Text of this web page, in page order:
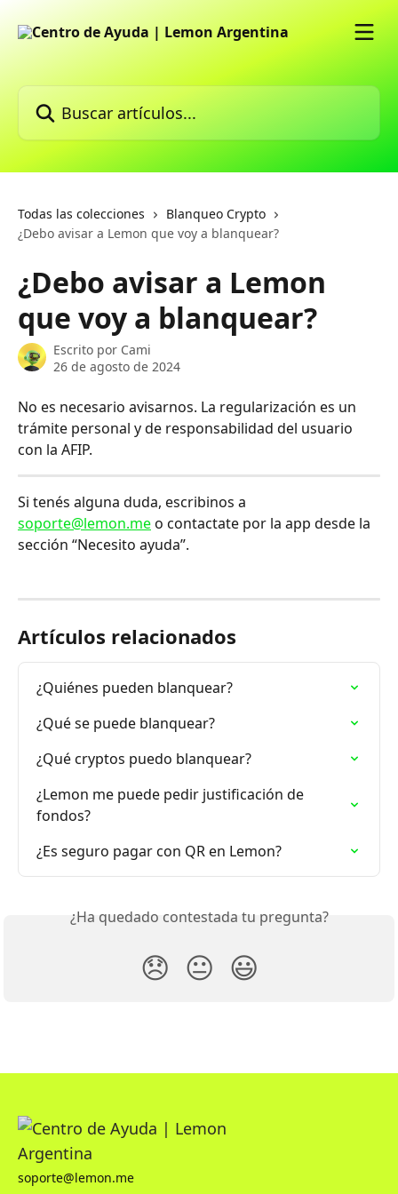
Todas las colecciones
Blanqueo Crypto
¿Debo avisar a Lemon que voy a blanquear?
¿Debo avisar a Lemon
que voy a blanquear?
Escrito por Cami
26 de agosto de 2024
No es necesario avisarnos. La regularización es un
trámite personal y de responsabilidad del usuario
con la AFIP.
Si tenés alguna duda, escribinos a
soporte@lemon.me o contactate por la app desde la
sección “Necesito ayuda”.
Artículos relacionados
¿Quiénes pueden blanquear?
¿Qué se puede blanquear?
¿Qué cryptos puedo blanquear?
¿Lemon me puede pedir justificación de
fondos?
¿Es seguro pagar con QR en Lemon?
¿Ha quedado contestada tu pregunta?
😞 😐 😃
soporte@lemon.me